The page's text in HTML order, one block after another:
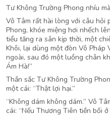
Tư Không Trường Phong nhíu
Vô Tâm rất hài lòng với câu hỏi
Phong, khóe miệng hơi nhếch
tiểu tăng ra sân kịp thời, một
Khôi, lại dùng một đòn Vô
ngoài, sau đó một luồng chân
Ám Hà!”
Thần sắc Tư Không Trường
một cái: “Thật lợi hại.”
“Không dám không dám.” Vô
cái: “Nếu Thương Tiên tiền bối